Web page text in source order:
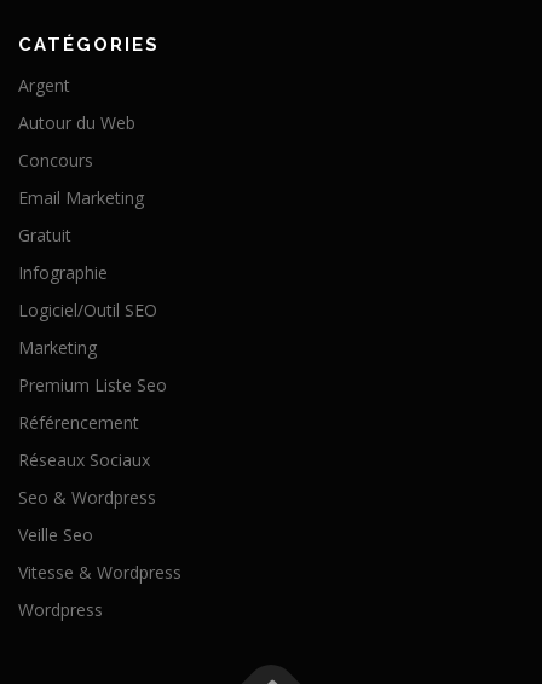
CATÉGORIES
Argent
Autour du Web
Concours
Email Marketing
Gratuit
Infographie
Logiciel/Outil SEO
Marketing
Premium Liste Seo
Référencement
Réseaux Sociaux
Seo & Wordpress
Veille Seo
Vitesse & Wordpress
Wordpress